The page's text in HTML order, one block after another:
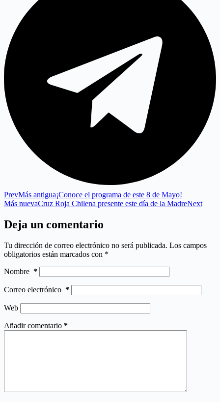
PrevMás antigua¡Conoce el programa de este 8 de Mayo!
Más nuevaCruz Roja Chilena presente este día de la MadreNext
Deja un comentario
Tu dirección de correo electrónico no será publicada. Los campos
obligatorios están marcados con *
Nombre *
Correo electrónico *
Web
Añadir comentario *